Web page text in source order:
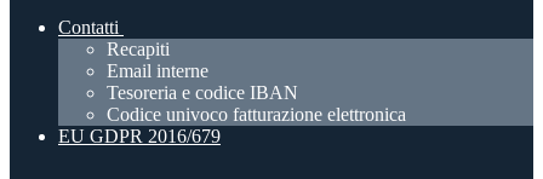
Contatti
Recapiti
Email interne
Tesoreria e codice IBAN
Codice univoco fatturazione elettronica
EU GDPR 2016/679